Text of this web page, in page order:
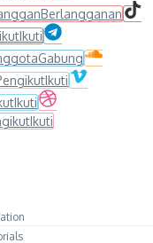
Berlangganan
Ikuti
Gabung
Ikuti
Ikuti
Ikuti